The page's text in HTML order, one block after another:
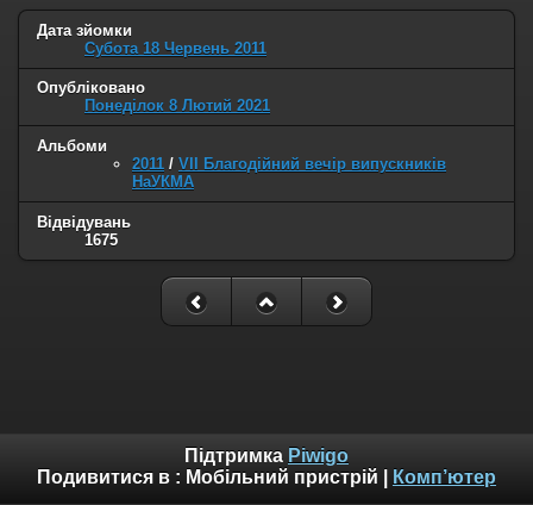
Дата зйомки
Субота 18 Червень 2011
Опубліковано
Понеділок 8 Лютий 2021
Альбоми
2011 / VII Благодійний вечір випускників
НаУКМА
Відвідувань
1675
Підтримка Piwigo
Подивитися в : Мобільний пристрій Комп’ютер